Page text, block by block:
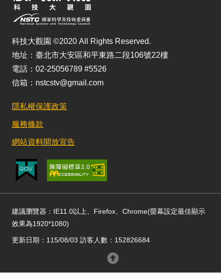
科技大觀園 ©2020 All Rights Reserved.
地址：臺北市大安區和平東路二段106號22樓
電話：02-25056789 #5526
信箱：nstcstv@gmail.com
隱私權保護政策
服務條款
網站資料開放宣告
建議瀏覽器：IE11.0以上、Firefox、Chrome(螢幕設定最佳顯示
效果為1920*1080)
更新日期：115/08/03 訪客人數：152826684
回頂部